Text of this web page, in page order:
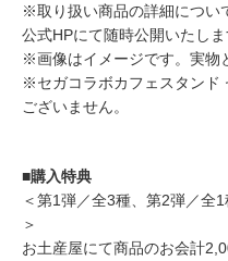
※取り扱い商品の詳細につい
公式HPにて随時公開いたしま
※画像はイメージです。実物
※セガコラボカフェスタンド
ございません。
■購入特典
＜第1弾／全3種、第2弾／全
＞
お土産屋にて商品のお会計